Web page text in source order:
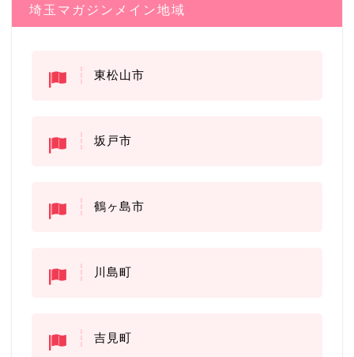
埼玉マガジンメイン地域
東松山市
坂戸市
鶴ヶ島市
川島町
吉見町